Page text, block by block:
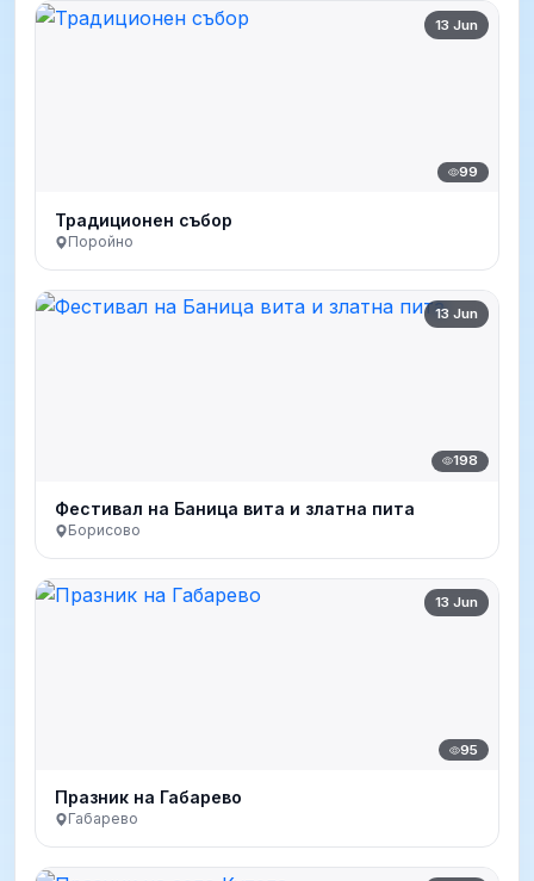
13 Jun
99
Традиционен събор
Поройно
13 Jun
198
Фестивал на Баница вита и златна пита
Борисово
13 Jun
95
Празник на Габарево
Габарево